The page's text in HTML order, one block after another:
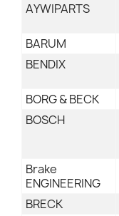
AYWIPARTS
BARUM
BENDIX
BORG & BECK
BOSCH
Brake
ENGINEERING
BRECK